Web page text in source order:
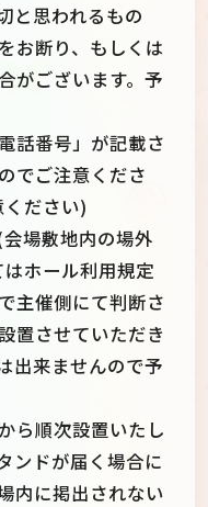
と思われるもの
お断り、もしくは
がございます。予
話番号」が記載さ
でご注意くださ
ださい)
場敷地内の場外
ホール利用規定
主催側にて判断さ
置させていただき
出来ませんので予
ら順次設置いたし
ンドが届く場合に
内に掲出されない